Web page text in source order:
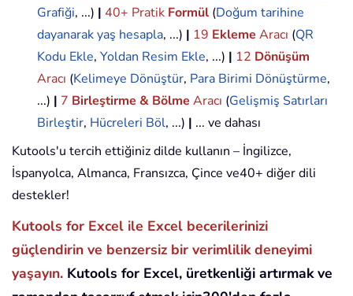
Grafiği, ...) | 40+ Pratik Formül (Doğum tarihine
dayanarak yaş hesapla, ...) | 19 Ekleme Aracı (QR
Kodu Ekle, Yoldan Resim Ekle, ...) | 12 Dönüşüm
Aracı (Kelimeye Dönüştür, Para Birimi Dönüştürme,
...) | 7 Birleştirme & Bölme Aracı (Gelişmiş Satırları
Birleştir, Hücreleri Böl, ...) | ... ve dahası
Kutools'u tercih ettiğiniz dilde kullanın – İngilizce,
İspanyolca, Almanca, Fransızca, Çince ve40+ diğer dili
destekler!
Kutools for Excel ile Excel becerilerinizi
güçlendirin ve benzersiz bir verimlilik deneyimi
yaşayın. Kutools for Excel, üretkenliği artırmak ve